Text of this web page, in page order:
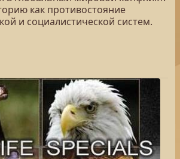
как противостояние
и социалистической систем.